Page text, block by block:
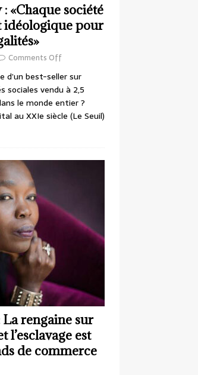
«Chaque société
pour
Comments Off
d’un best-seller sur
sociales vendu à 2,5
le monde entier ?
au XXIe siècle (Le Seuil)
La rengaine sur
l’esclavage est
de commerce